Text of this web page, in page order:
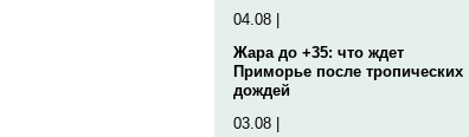
04.08 |
Жара до +35: что ждет
Приморье после тропических
дождей
03.08 |